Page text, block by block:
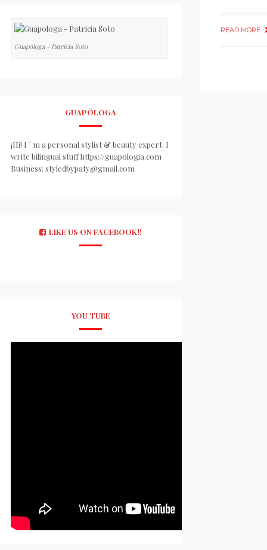
READ MORE
Guapologa - Patricia Soto
GUAPÓLOGA
¡Hi! I ´ m a personal stylist & beauty expert. I
write bilingual stuff https://guapologia.com
Business: styledbypaty@gmail.com
LIKE US ON FACEBOOK!!
YOU TUBE